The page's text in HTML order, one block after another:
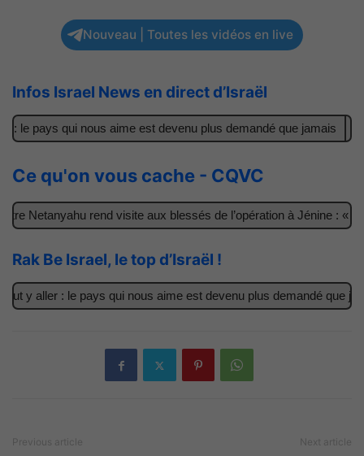
Nouveau | Toutes les vidéos en live
Infos Israel News en direct d’Israël
le pays qui nous aime est devenu plus demandé que jamais
Ce qu'on vous cache - CQVC
Netanyahu rend visite aux blessés de l’opération à Jénine : «
Rak Be Israel, le top d’Israël !
y aller : le pays qui nous aime est devenu plus demandé que
Previous article Next article